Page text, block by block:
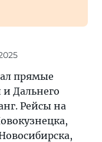
прямые
Дальнего
Рейсы на